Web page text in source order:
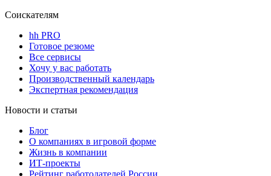
Соискателям
hh PRO
Готовое резюме
Все сервисы
Хочу у вас работать
Производственный календарь
Экспертная рекомендация
Новости и статьи
Блог
О компаниях в игровой форме
Жизнь в компании
ИТ-проекты
Рейтинг работодателей России